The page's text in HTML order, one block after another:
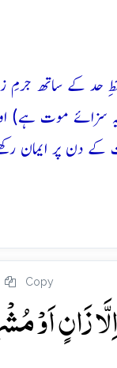
حد کے ساتھ جرمِ
سزائے موت ہے)
کے دن پر ایمان
Copy
زَانٍ